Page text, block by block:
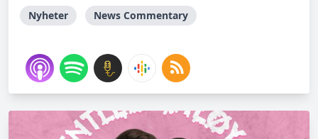
Nyheter News Commentary